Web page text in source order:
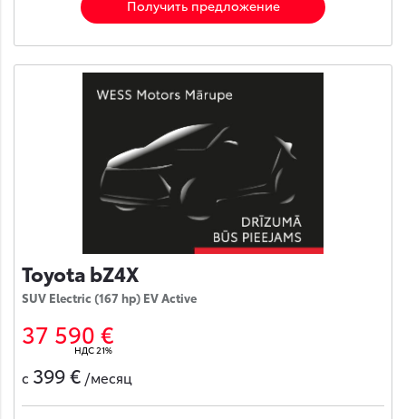
Получить предложение
Toyota bZ4X
SUV Electric (167 hp) EV Active
37 590 €
НДС 21%
с 399 € /месяц